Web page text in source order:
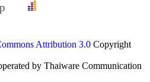
Attribution 3.0 Copyright
by Thaiware Communication